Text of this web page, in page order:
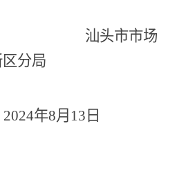
市市场
分局
2024年8月 13 日